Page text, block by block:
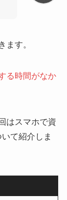
ます。
る時間がなか
はスマホで資
て紹介しま